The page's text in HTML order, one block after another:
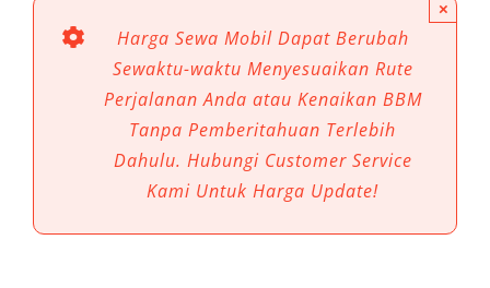
Harga Sewa Mobil Dapat Berubah
Sewaktu-waktu Menyesuaikan Rute
Perjalanan Anda atau Kenaikan BBM
Tanpa Pemberitahuan Terlebih
Dahulu. Hubungi Customer Service
Kami Untuk Harga Update!
×